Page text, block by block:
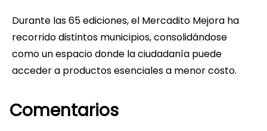
Durante las 65 ediciones, el Mercadito Mejora ha
recorrido distintos municipios, consolidándose
como un espacio donde la ciudadanía puede
acceder a productos esenciales a menor costo.
Comentarios